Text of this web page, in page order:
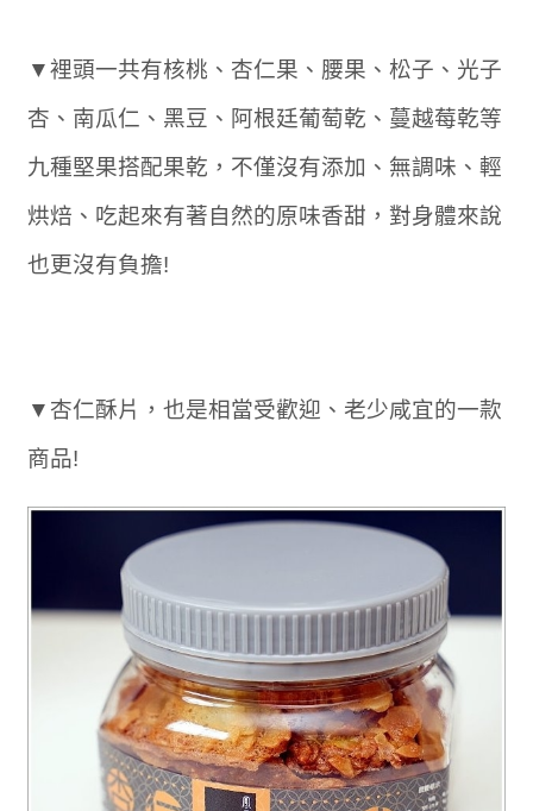
▼裡頭一共有核桃、杏仁果、腰果、松子、光子
杏、南瓜仁、黑豆、阿根廷葡萄乾、蔓越莓乾等
九種堅果搭配果乾，不僅沒有添加、無調味、輕
烘焙、吃起來有著自然的原味香甜，對身體來說
也更沒有負擔!
▼杏仁酥片，也是相當受歡迎、老少咸宜的一款
商品!